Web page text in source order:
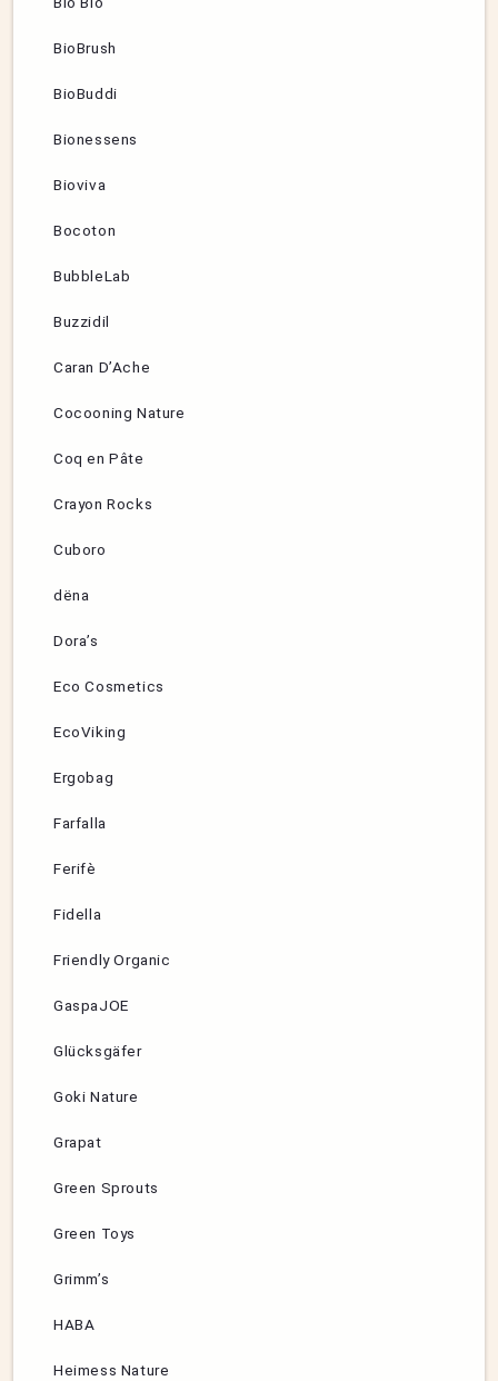
BioBrush
BioBuddi
Bionessens
Bioviva
Bocoton
BubbleLab
Buzzidil
Caran D’Ache
Cocooning Nature
Coq en Pâte
Crayon Rocks
Cuboro
dëna
Dora’s
Eco Cosmetics
EcoViking
Ergobag
Farfalla
Ferifè
Fidella
Friendly Organic
GaspaJOE
Glücksgäfer
Goki Nature
Grapat
Green Sprouts
Green Toys
Grimm’s
HABA
Heimess Nature